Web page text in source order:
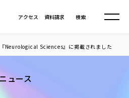
資料請求
アクセス 検索
Neurological Sciences』に掲載されました
ニュース